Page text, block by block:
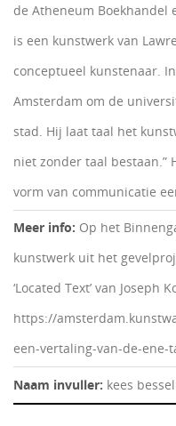
de Atheneum Boekhandel
is een kunstwerk van
conceptueel kunstenaar.
Amsterdam om de
stad. Hij laat taal het
niet zonder taal bestaan.”
vorm van communicatie
Meer info: Op het
kunstwerk uit het
‘Located Text’ van Joseph
https://
een-vertaling-van-de-ene-
Naam invuller: kees